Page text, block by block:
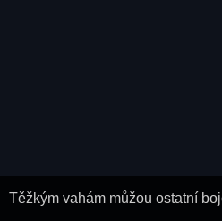
Těžkým vahám můžou ostatní